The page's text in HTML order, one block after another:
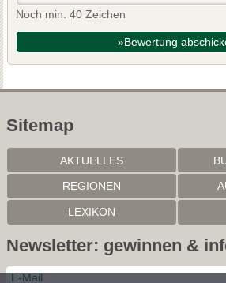
Noch min. 40 Zeichen
»Bewertung
Sitemap
AKTUELLES
REGIONEN
LEXIKON
Newsletter: gewinnen &